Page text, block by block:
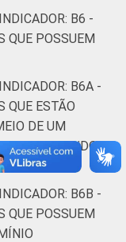
ter
pessoas
H, I, J, L, M,
coletados
de 2015.
2015
B6 -
QUE POSSUEM
B6A -
QUE ESTÃO
DE UM
TENDO
B6B -
QUE POSSUEM